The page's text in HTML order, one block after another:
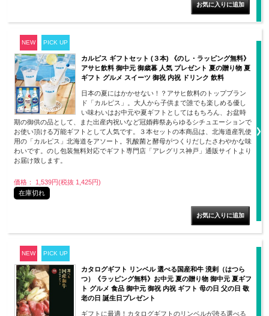
NEW PICK UP
カルピス ギフトセット (３本) 《のし・ラッピング無料》
アサヒ飲料 御中元 御歳暮 人気 プレゼント 夏の贈り物 夏
ギフト グルメ スイーツ 御祝 内祝 ドリンク 飲料
日本の夏にはかかせない！？アサヒ飲料のトップブラン
ド「カルピス」。大人から子供まで誰でも楽しめる優し
い味わいはお中元や夏ギフトとしてはもちろん、お盆時
期の御供の品として、また出産内祝いなど冠婚葬祭あらゆるシチュエーションで
お使い頂ける万能ギフトとして人気です。３本セットの本商品は、北海道産乳使
用の「カルピス」北海道をアソート。乳酸菌と酵母がつくりだしたさわやかな味
わいです。のし包装無料対応でギフト専門店「アレグリス神戸」通販サイトより
お届け致します。
価格： 1,539円(税抜 1,425円)
在庫切れ
NEW PICK UP
カタログギフト リンベル 選べる国産和牛 溌剌（はつら
つ）《ラッピング無料》お中元 夏の贈り物 御中元 夏ギフ
ト グルメ 食品 御中元 御祝 内祝 ギフト 母の日 父の日 敬
老の日 誕生日プレゼント
ギフトに最適！カタログギフトのリンベルが誇る選べる